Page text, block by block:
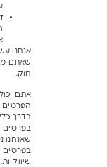
אנחנו
שאתם
חוק.
אתם
הפרטים
בדרך
בפרטים
שאנחנו
בפרטים
שיווקיות.